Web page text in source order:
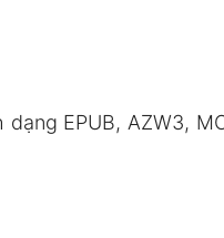
EPUB, AZW3,